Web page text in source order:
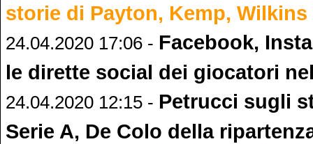
storie di Payton, Kemp, Wilkins
24.04.2020 17:06 - Facebook,
le dirette social dei giocatori
24.04.2020 12:15 - Petrucci sugli
Serie A, De Colo della